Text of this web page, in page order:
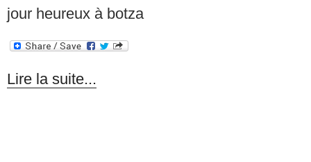
jour heureux à botza
Lire la suite...